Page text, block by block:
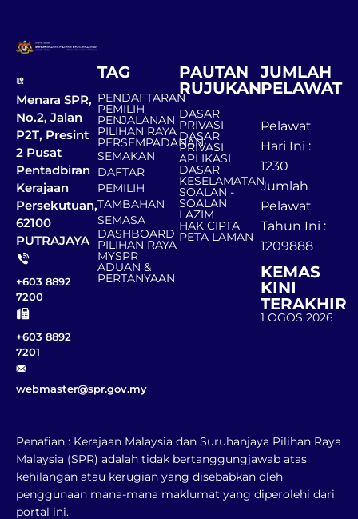
Menara SPR,
No.2, Jalan
P2T, Presint
2 Pusat
Pentadbiran
Kerajaan
Persekutuan,
62100
PUTRAJAYA
+603 8892
7200
+603 8892
7201
webmaster@spr.gov.my
TAG
PENDAFTARAN
PEMILIH
PENJALANAN
PILIHAN RAYA
PERSEMPADANAN
SEMAKAN
DAFTAR
PEMILIH
TAMBAHAN
SEMASA
DASHBOARD
PILIHAN RAYA
MYSPR
ADUAN &
PERTANYAAN
PAUTAN
RUJUKAN
DASAR
PRIVASI
DASAR
PRIVASI
APLIKASI
DASAR
KESELAMATAN
SOALAN -
SOALAN
LAZIM
HAK CIPTA
PETA LAMAN
JUMLAH
PELAWAT
Pelawat
Hari Ini :
1230
Jumlah
Pelawat
Tahun Ini :
1209888
KEMAS
KINI
TERAKHIR
1 OGOS 2026
Penafian : Kerajaan Malaysia dan Suruhanjaya Pilihan Raya
Malaysia (SPR) adalah tidak bertanggungjawab atas
kehilangan atau kerugian yang disebabkan oleh
penggunaan mana-mana maklumat yang diperolehi dari
portal ini.